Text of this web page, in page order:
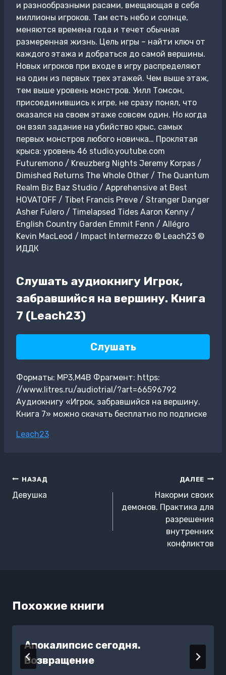
и разнообразными расами, вмещающая в себя
миллионы игроков. Там есть небо и солнце,
меняются времена года и течет обычная
размеренная жизнь. Цель игры – найти ключ от
каждого этажа и добраться до самой вершины.
Новых игроков при входе в игру распределяют
на один из первых трех этажей. Чем выше этаж,
тем выше уровень монстров. Уилл Томсон,
присоединившись к игре, не сразу понял, что
оказался на своем этаже совсем один. Но когда
он взял задание на убийство крыс, самых
первых монстров любого новичка… Проклятая
крыса: уровень 46 studio.youtube.com
Futuremono / Kreuzberg Nights Jeremy Korpas /
Dimished Returns The Whole Other / The Quantum
Realm Biz Baz Studio / Apprehensive at Best
HOVATOFF / Tibet Francis Preve / Stranger Danger
Asher Fulero / Timelapsed Tides Aaron Kenny /
English Country Garden Emmit Fenn / Allégro
Kevin MacLeod / Impact Intermezzo © Leach23 ©
ИДДК
Слушать аудиокнигу Игрок,
забравшийся на вершину. Книга
7 (Leach23)
Слушать
Форматы: MP3,M4B Фрагмент: https:
//www.litres.ru/audiotrial/?art=66596792
Аудиокнигу «Игрок, забравшийся на вершину.
Книга 7» можно скачать бесплатно по подписке
Метки
Leach23
Навигация
по
НАЗАД
Девушка
ДАЛЕЕ
Накорми своих
демонов. Практика для
разрешения
внутренних
конфликтов
Похожие книги
Апокалипсис сегодня.
Возвращение